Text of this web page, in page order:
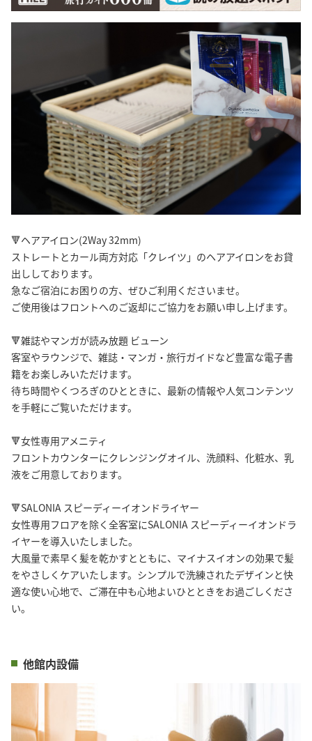
🔻ヘアアイロン(2Way 32mm)
ストレートとカール両方対応「クレイツ」のヘアアイロンをお貸
出ししております。
急なご宿泊にお困りの方、ぜひご利用くださいませ。
ご使用後はフロントへのご返却にご協力をお願い申し上げます。
🔻雑誌やマンガが読み放題 ビューン
客室やラウンジで、雑誌・マンガ・旅行ガイドなど豊富な電子書
籍をお楽しみいただけます。
待ち時間やくつろぎのひとときに、最新の情報や人気コンテンツ
を手軽にご覧いただけます。
🔻女性専用アメニティ
フロントカウンターにクレンジングオイル、洗顔料、化粧水、乳
液をご用意しております。
🔻SALONIA スピーディーイオンドライヤー
女性専用フロアを除く全客室にSALONIA スピーディーイオンドラ
イヤーを導入いたしました。
大風量で素早く髪を乾かすとともに、マイナスイオンの効果で髪
をやさしくケアいたします。シンプルで洗練されたデザインと快
適な使い心地で、ご滞在中も心地よいひとときをお過ごしくださ
い。
他館内設備